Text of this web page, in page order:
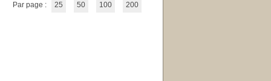
Par page : 25 50 100 200